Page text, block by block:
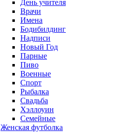
День учителя
Врачи
Имена
Бодибилдинг
Надписи
Новый Год
Парные
Пиво
Военные
Спорт
Рыбалка
Свадьба
Хэллоуин
Семейные
Женская футболка